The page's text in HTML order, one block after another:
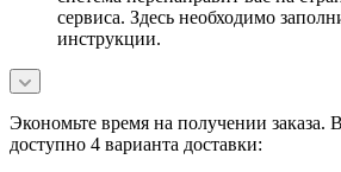
сервиса. Здесь необходимо
инструкции.
Экономьте время на получении заказа.
доступно 4 варианта доставки: